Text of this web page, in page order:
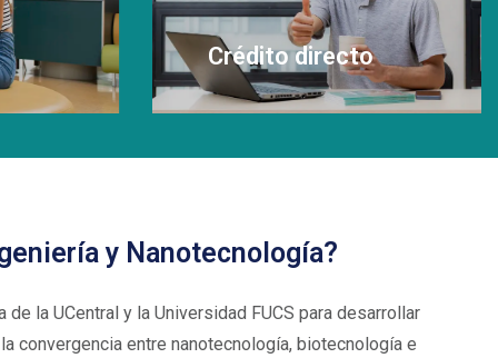
Crédito directo
y Nanotecnología?
la UCentral y la Universidad FUCS para desarrollar
convergencia entre nanotecnología, biotecnología e